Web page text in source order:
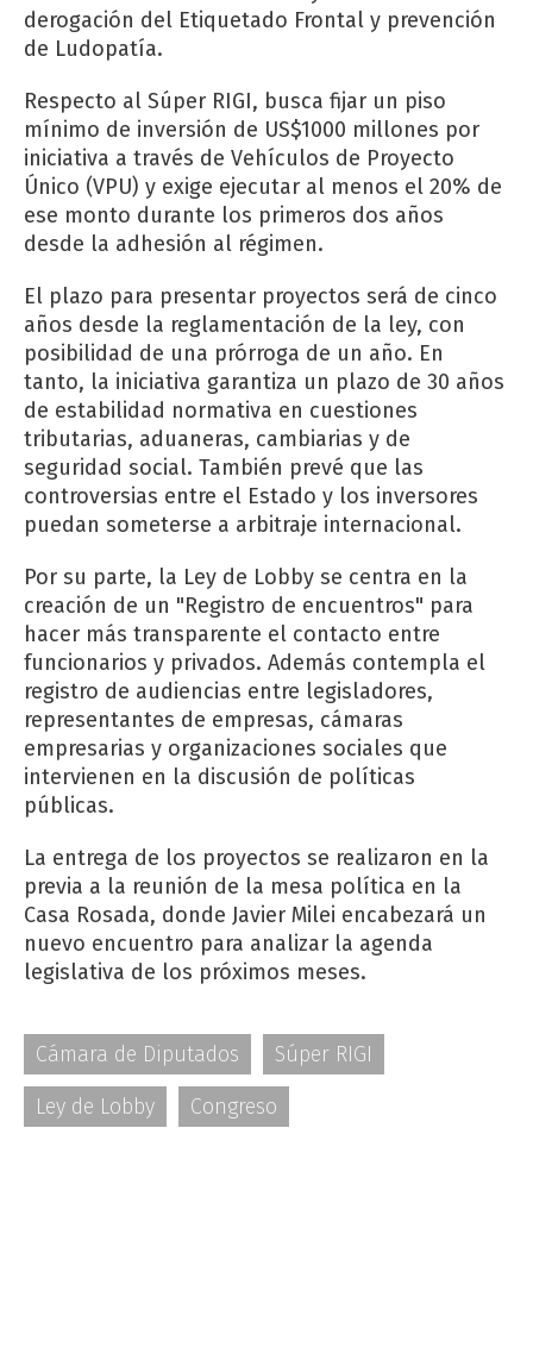
derogación del Etiquetado Frontal y prevención
de Ludopatía.
Respecto al Súper RIGI, busca fijar un piso
mínimo de inversión de US$1000 millones por
iniciativa a través de Vehículos de Proyecto
Único (VPU) y exige ejecutar al menos el 20% de
ese monto durante los primeros dos años
desde la adhesión al régimen.
El plazo para presentar proyectos será de cinco
años desde la reglamentación de la ley, con
posibilidad de una prórroga de un año. En
tanto, la iniciativa garantiza un plazo de 30 años
de estabilidad normativa en cuestiones
tributarias, aduaneras, cambiarias y de
seguridad social. También prevé que las
controversias entre el Estado y los inversores
puedan someterse a arbitraje internacional.
Por su parte, la Ley de Lobby se centra en la
creación de un "Registro de encuentros" para
hacer más transparente el contacto entre
funcionarios y privados. Además contempla el
registro de audiencias entre legisladores,
representantes de empresas, cámaras
empresarias y organizaciones sociales que
intervienen en la discusión de políticas
públicas.
La entrega de los proyectos se realizaron en la
previa a la reunión de la mesa política en la
Casa Rosada, donde Javier Milei encabezará un
nuevo encuentro para analizar la agenda
legislativa de los próximos meses.
Cámara de Diputados
Súper RIGI
Ley de Lobby
Congreso